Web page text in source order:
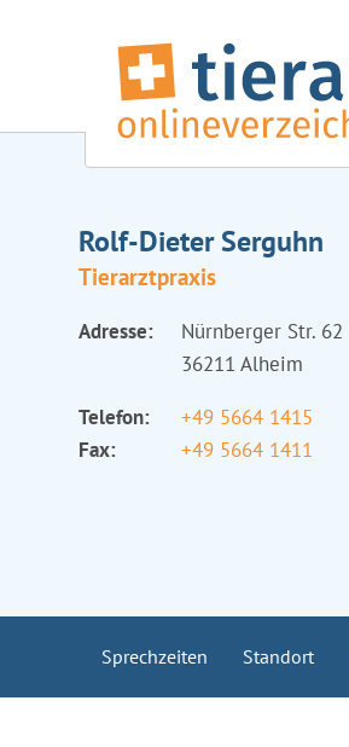
Rolf-Dieter Serguhn
Tierarztpraxis
Adresse:
Nürnberger Str. 62
36211 Alheim
Telefon:
+49 5664 1415
Fax:
+49 5664 1411
Sprechzeiten Standort